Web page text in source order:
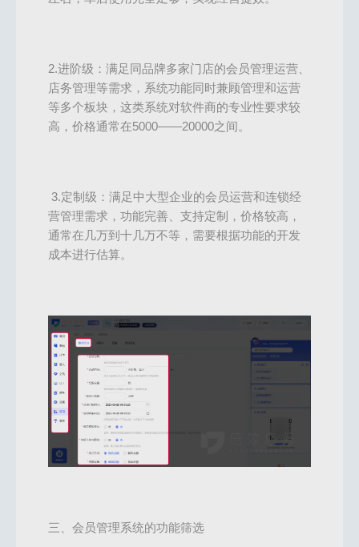
2.进阶级：满足同品牌多家门店的会员管理运营、
店务管理等需求，系统功能同时兼顾管理和运营
等多个板块，这类系统对软件商的专业性要求较
高，价格通常在5000——20000之间。
3.定制级：满足中大型企业的会员运营和连锁经
营管理需求，功能完善、支持定制，价格较高，
通常在几万到十几万不等，需要根据功能的开发
成本进行估算。
三、会员管理系统的功能筛选